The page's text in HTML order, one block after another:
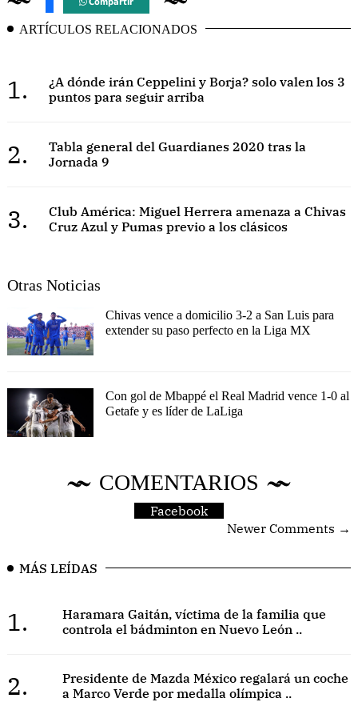
ARTÍCULOS RELACIONADOS
1.
¿A dónde irán Ceppelini y Borja? solo valen los 3
puntos para seguir arriba
2.
Tabla general del Guardianes 2020 tras la
Jornada 9
3.
Club América: Miguel Herrera amenaza a Chivas
Cruz Azul y Pumas previo a los clásicos
Otras Noticias
Chivas vence a domicilio 3-2 a San Luis para
extender su paso perfecto en la Liga MX
Con gol de Mbappé el Real Madrid vence 1-0 al
Getafe y es líder de LaLiga
COMENTARIOS
Facebook
Newer Comments →
MÁS LEÍDAS
1.
Haramara Gaitán, víctima de la familia que
controla el bádminton en Nuevo León ..
2.
Presidente de Mazda México regalará un coche
a Marco Verde por medalla olímpica ..